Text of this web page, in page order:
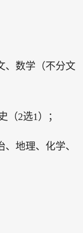
、数学（不分文
（2选1）；
地理、化学、